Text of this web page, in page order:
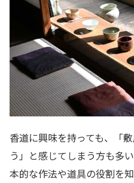
香道に興味を持っても、「
う」と感じてしまう方も多
本的な作法や道具の役割を